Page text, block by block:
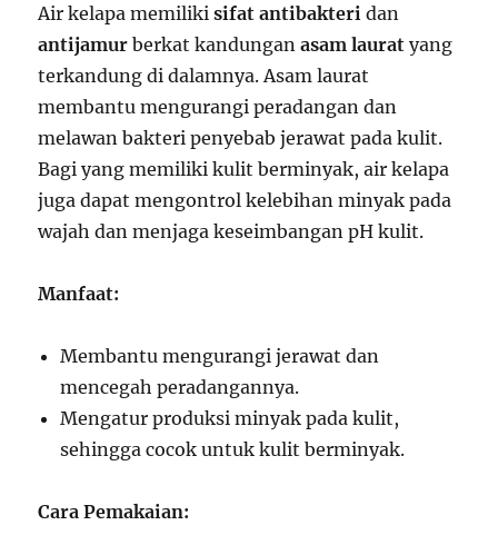
Air kelapa memilikisifat antibakteri dan
antijamur berkat kandunganasam laurat yang
terkandung di dalamnya. Asam laurat
membantu mengurangi peradangan dan
melawan bakteri penyebab jerawat pada kulit.
Bagi yang memiliki kulit berminyak, air kelapa
juga dapat mengontrol kelebihan minyak pada
wajah dan menjaga keseimbangan pH kulit.
Manfaat:
Membantu mengurangi jerawat dan
mencegah peradangannya.
Mengatur produksi minyak pada kulit,
sehingga cocok untuk kulit berminyak.
Cara Pemakaian: